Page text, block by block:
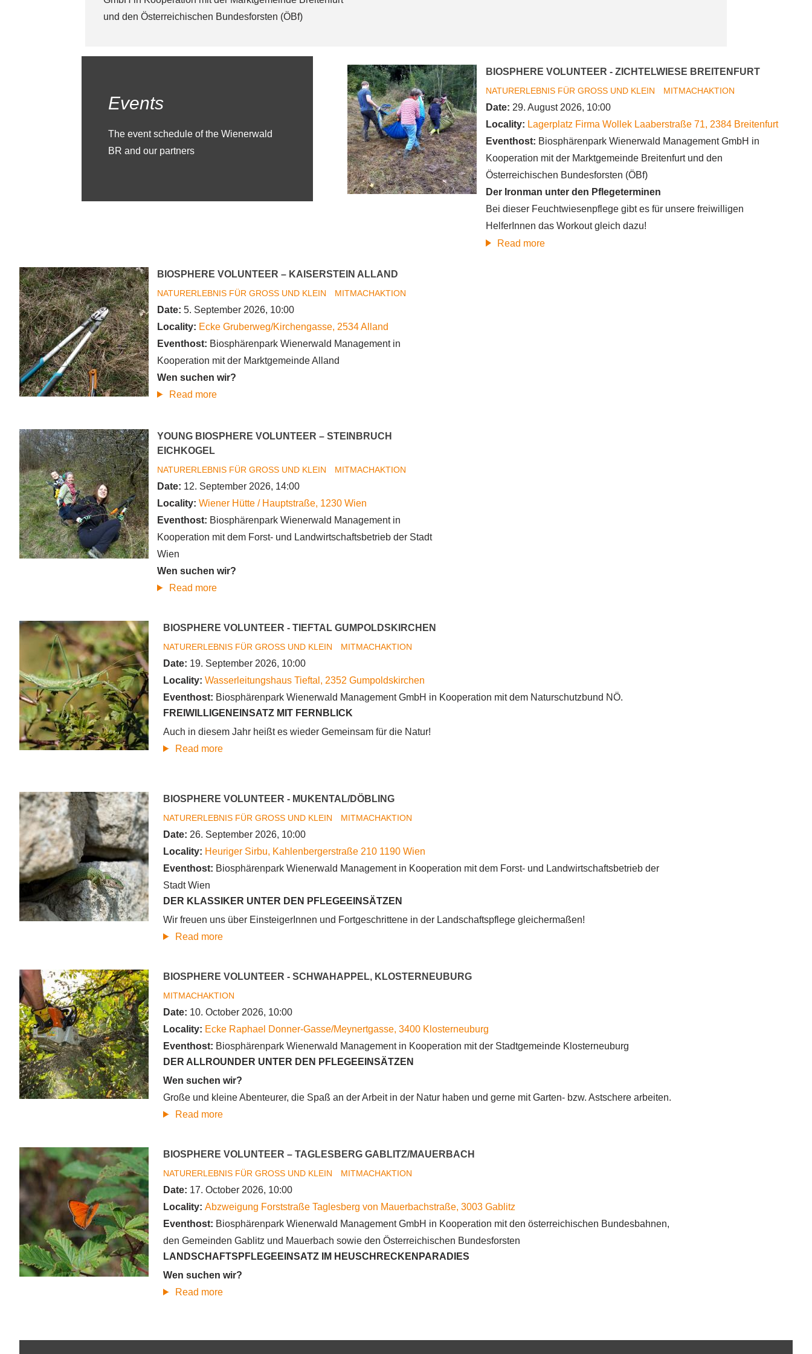
und den Österreichischen Bundesforsten (ÖBf)
Events
The event schedule of the Wienerwald
BR and our partners
BIOSPHERE VOLUNTEER - ZICHTELWIESE BREITENFURT
NATURERLEBNIS FÜR GROSS UND KLEIN MITMACHAKTION
Date: 29. August 2026, 10:00
Locality: Lagerplatz Firma Wollek Laaberstraße 71, 2384 Breitenfurt
Eventhost: Biosphärenpark Wienerwald Management GmbH in
Kooperation mit der Marktgemeinde Breitenfurt und den
Österreichischen Bundesforsten (ÖBf)
Der Ironman unter den Pflegeterminen
Bei dieser Feuchtwiesenpflege gibt es für unsere freiwilligen
HelferInnen das Workout gleich dazu!
Read more
BIOSPHERE VOLUNTEER – KAISERSTEIN ALLAND
NATURERLEBNIS FÜR GROSS UND KLEIN MITMACHAKTION
Date: 5. September 2026, 10:00
Locality: Ecke Gruberweg/Kirchengasse, 2534Alland
Eventhost: Biosphärenpark Wienerwald Management in
Kooperation mit der Marktgemeinde Alland
Wen suchen wir?
Read moreabout
YOUNG BIOSPHERE VOLUNTEER – STEINBRUCH
EICHKOGEL
NATURERLEBNIS FÜR GROSS UND KLEIN MITMACHAKTION
Date: 12. September 2026, 14:00
Locality:Wiener Hütte / Hauptstraße, 1230 Wien
Eventhost: Biosphärenpark Wienerwald Management in
Kooperation mit dem Forst- und Landwirtschaftsbetrieb der Stadt
Wien
Wen suchen wir?
Read moreabout
Biosphere
BIOSPHERE VOLUNTEER - TIEFTAL GUMPOLDSKIRCHEN
NATURERLEBNIS FÜR GROSS UND KLEIN MITMACHAKTION
Date: 19. September 2026, 10:00
Locality:Wasserleitungshaus Tieftal , 2352 Gumpoldskirchen
Eventhost: Biosphärenpark Wienerwald Management GmbH in Kooperation mit dem Naturschutzbund NÖ.
FREIWILLIGENEINSATZ MIT FERNBLICK
Auch in diesem Jahr heißt es wieder Gemeinsam für die Natur!
Read moreabout
-
Tieftal
Gumpoldskirchen
BIOSPHERE VOLUNTEER - MUKENTAL/DÖBLING
NATURERLEBNIS FÜR GROSS UND KLEIN MITMACHAKTION
Date: 26. September 2026, 10:00
Locality: Heuriger Sirbu, Kahlenbergerstraße 210 1190 Wien
Eventhost: Biosphärenpark Wienerwald Management in Kooperation mit dem Forst- und Landwirtschaftsbetrieb der
Stadt Wien
DER KLASSIKER UNTER DEN PFLEGEEINSÄTZEN
Wir freuen uns über EinsteigerInnen und Fortgeschrittene in der Landschaftspflege gleichermaßen!
Read moreabout
Volunteer
BIOSPHERE VOLUNTEER - SCHWAHAPPEL, KLOSTERNEUBURG
MITMACHAKTION
Date: 10. October 2026, 10:00
Locality: Ecke Raphael Donner-Gasse/Meynertgasse, 3400 Klosterneuburg
Eventhost: Biosphärenpark Wienerwald Management in Kooperation mit der Stadtgemeinde Klosterneuburg
DER ALLROUNDER UNTER DEN PFLEGEEINSÄTZEN
Wen suchen wir?
Große und kleine Abenteurer, die Spaß an der Arbeit in der Natur haben und gerne mit Garten- bzw. Astschere arbeiten.
Read moreabout
Volunteer
BIOSPHERE VOLUNTEER – TAGLESBERG GABLITZ/MAUERBACH
NATURERLEBNIS FÜR GROSS UND KLEIN MITMACHAKTION
Date: 17. October 2026, 10:00
Locality:Abzweigung Forststraße Taglesberg von Mauerbachstraße, 3003 Gablitz
Eventhost: Biosphärenpark Wienerwald Management GmbH in Kooperation mit den österreichischen Bundesbahnen,
den Gemeinden Gablitz und Mauerbach sowie den Österreichischen Bundesforsten
LANDSCHAFTSPFLEGEEINSATZ IM HEUSCHRECKENPARADIES
Wen suchen wir?
Read moreabout
–